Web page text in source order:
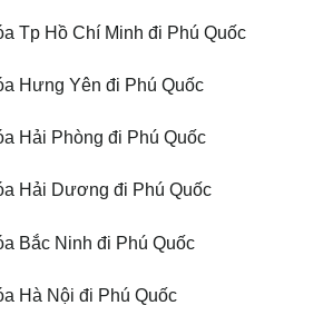
Tp Hồ Chí Minh đi Phú Quốc
Hưng Yên đi Phú Quốc
Hải Phòng đi Phú Quốc
Hải Dương đi Phú Quốc
Bắc Ninh đi Phú Quốc
Hà Nội đi Phú Quốc